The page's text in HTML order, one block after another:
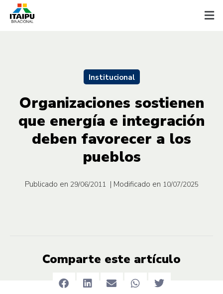
Institucional
Organizaciones sostienen
que energía e integración
deben favorecer a los
pueblos
Publicado en 29/06/2011 | Modificado en 10/07/2025
Comparte este artículo